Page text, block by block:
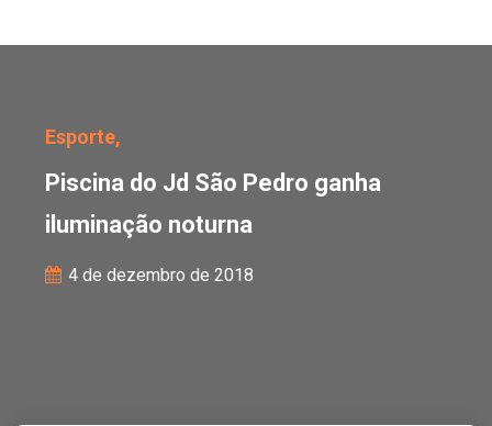
Esporte,
Piscina do Jd São Pedro ganha
iluminação noturna
4 de dezembro de 2018